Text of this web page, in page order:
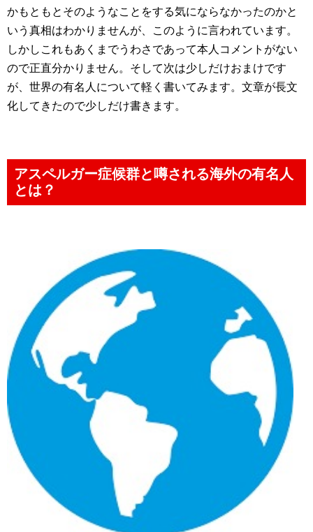
かもともとそのようなことをする気にならなかったのかと
いう真相はわかりませんが、このように言われています。
しかしこれもあくまでうわさであって本人コメントがない
ので正直分かりません。そして次は少しだけおまけです
が、世界の有名人について軽く書いてみます。文章が長文
化してきたので少しだけ書きます。
アスペルガー症候群と噂される海外の有名人
とは？